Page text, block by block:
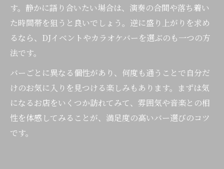
す。静かに語り合いたい場合は、演奏の合間や落ち着い
た時間帯を狙うと良いでしょう。逆に盛り上がりを求め
るなら、DJイベントやカラオケバーを選ぶのも一つの方
法です。
バーごとに異なる個性があり、何度も通うことで自分だ
けのお気に入りを見つける楽しみもあります。まずは気
になるお店をいくつか訪れてみて、雰囲気や音楽との相
性を体感してみることが、満足度の高いバー選びのコツ
です。